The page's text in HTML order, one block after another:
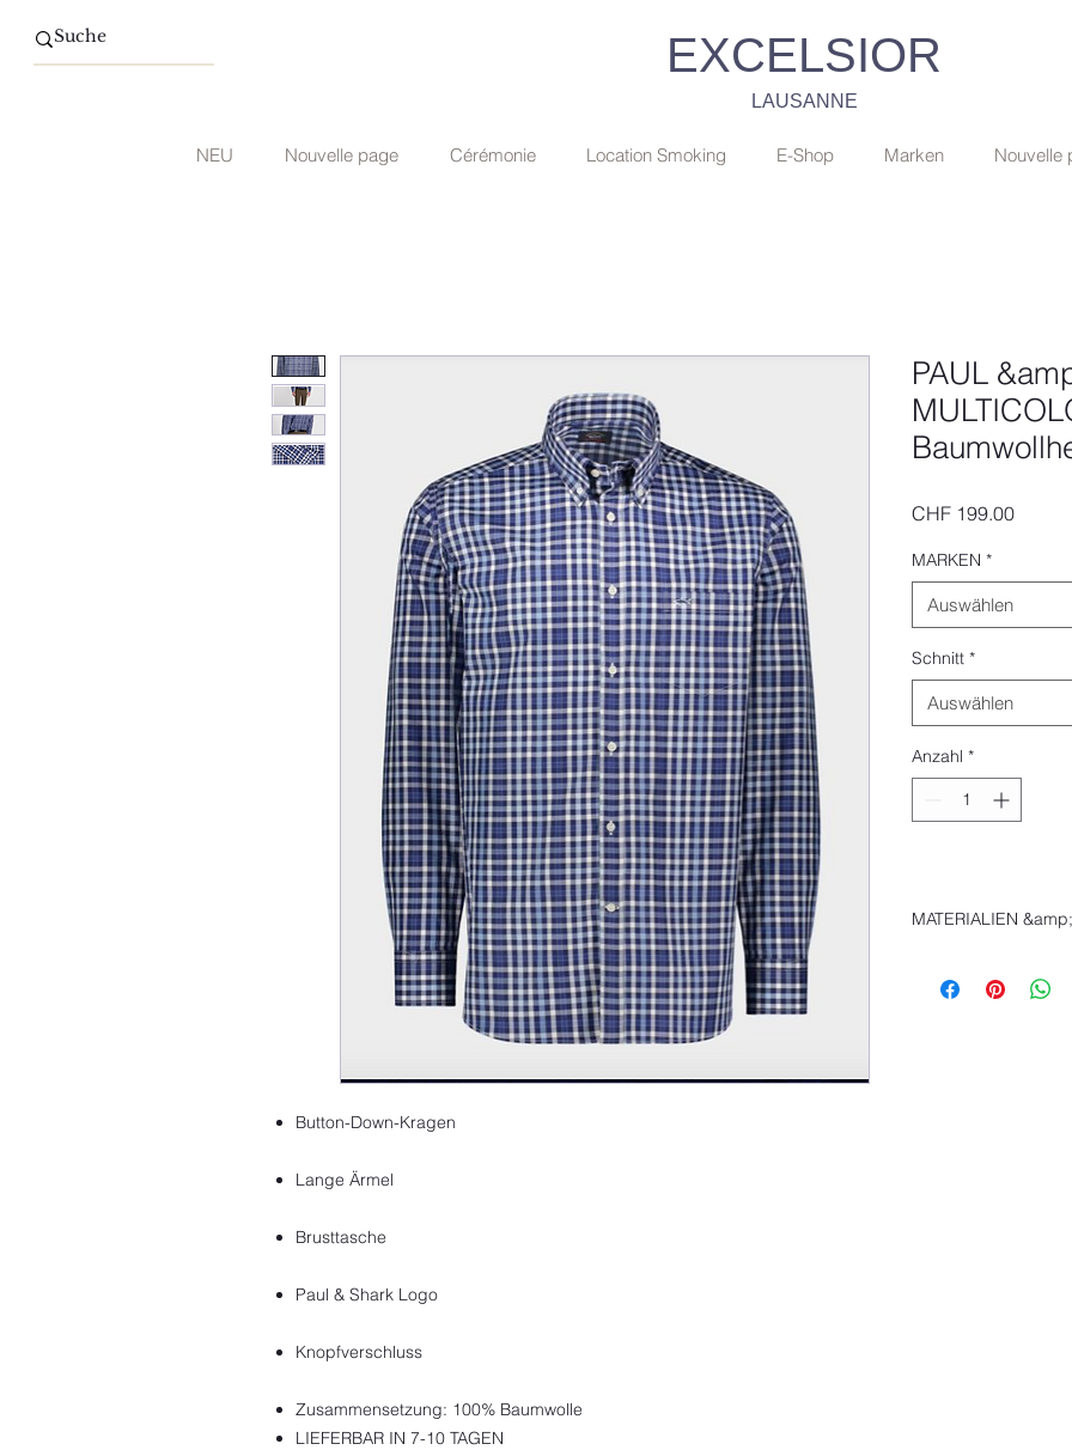
EXCELSIOR
LAUSANNE
NEU Nouvelle page Cérémonie Location Smoking E-Shop Marken Nouvelle
Button-Down-Kragen
Lange Ärmel
Brusttasche
Paul & Shark Logo
Knopfverschluss
Zusammensetzung: 100% Baumwolle
LIEFERBAR IN 7-10 TAGEN
PAUL
CHF 199.00Preis
MARKEN *
Auswählen
Schnitt *
Auswählen
Anzahl *
MATERIALIEN